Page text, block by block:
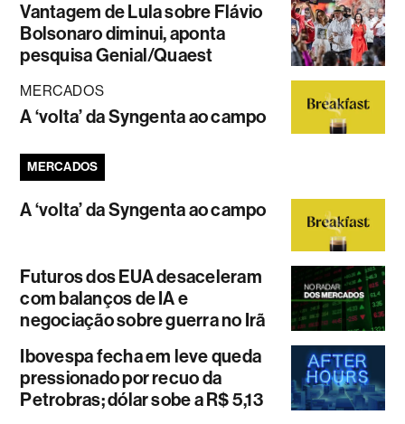
Vantagem de Lula sobre Flávio
Bolsonaro diminui, aponta
pesquisa Genial/Quaest
MERCADOS
A ‘volta’ da Syngenta ao campo
MERCADOS
A ‘volta’ da Syngenta ao campo
Futuros dos EUA desaceleram
com balanços de IA e
negociação sobre guerra no Irã
Ibovespa fecha em leve queda
pressionado por recuo da
Petrobras; dólar sobe a R$ 5,13